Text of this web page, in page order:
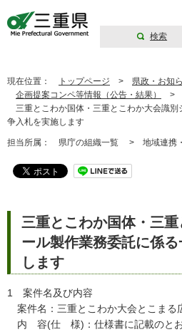
検索
現在位置： トップページ > 県政・お知
企画提案コンペ等情報（公告・結果）
>
三重とこわか国体・三重とこわか大会識別
争入札を実施します
担当所属： 県庁の組織一覧 > 地域連携
三重とこわか国体・三
ール製作業務委託に係
します
1 案件名及び内容
案件名：三重とこわか大会とこまる
内 容(仕 様)：仕様書に記載のと